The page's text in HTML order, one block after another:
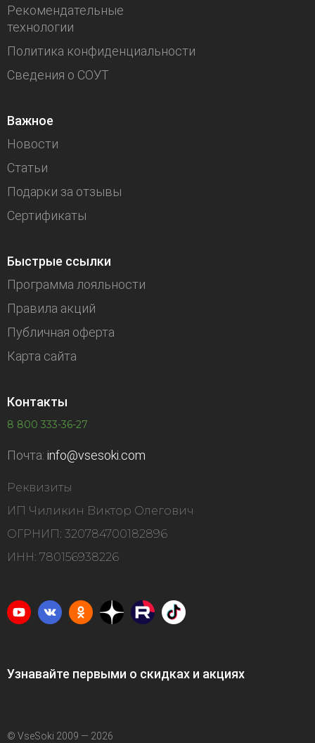
Рекомендательные
технологии
Политика конфиденциальности
Сведения о СОУТ
Важное
Новости
Статьи
Подарки за отзывы
Сертификаты
Быстрые ссылки
Программа лояльности
Правила акций
Публичная оферта
Карта сайта
Контакты
8 800 333-36-27
Почта: info@vsesoki.com
Реквизиты
ИП Чиликин Виктор Олегович
ОГРНИП: 320784700182896
ИНН: 780156938226
Узнавайте первыми о скидках и акциях
© VseSoki 2009 — 2026